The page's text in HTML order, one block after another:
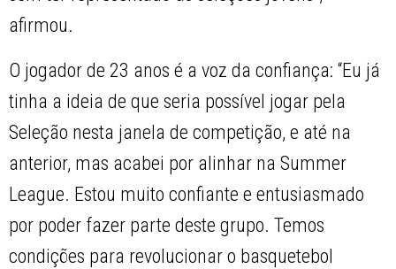
afirmou.
O jogador de 23 anos é a voz da confiança: “Eu já
tinha a ideia de que seria possível jogar pela
Seleção nesta janela de competição, e até na
anterior, mas acabei por alinhar na Summer
League. Estou muito confiante e entusiasmado
por poder fazer parte deste grupo. Temos
condições para revolucionar o basquetebol